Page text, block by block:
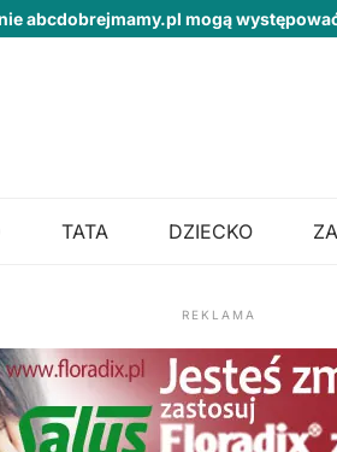
abcdobrejmamy.pl mogą
TATA DZIECKO
REKLAMA